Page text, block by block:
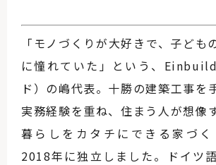
「モノづくりが大好きで、子ども
に憧れていた」という、
ド）の嶋代表。十勝の建築工事を
実務経験を重ね、住まう人が想像
暮らしをカタチにできる家づく
2018年に独立しました。ドイツ